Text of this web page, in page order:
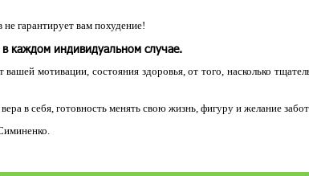
гарантирует вам похудение!
каждом индивидуальном случае.
вашей мотивации, состояния здоровья, от того, насколько
в себя, готовность менять свою жизнь, фигуру и желание